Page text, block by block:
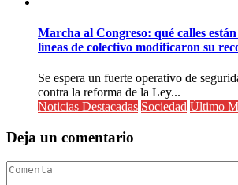
Marcha al Congreso: qué calles
líneas de colectivo modificaron su
Se espera un fuerte operativo de
contra la reforma de la Ley...
Noticias Destacadas Sociedad Último
Deja un comentario